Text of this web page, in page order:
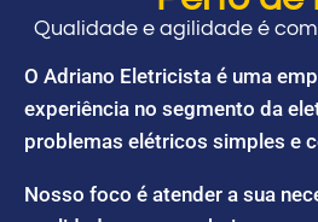
Qualidade e agilidade é
O Adriano Eletricista é uma
experiência no segmento da
problemas elétricos simples e
Nosso foco é atender a sua